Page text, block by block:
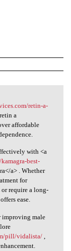
retin-a-
a
affordable
with <a
best-
a> . Whether
for
require a long-
ease.
improving male
pill/vidalista/,